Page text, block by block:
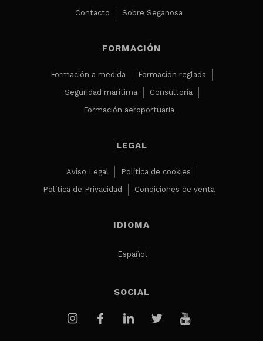
Contacto Sobre Seganosa
FORMACIÓN
Formación a medida
Formación reglada
Seguridad marítima
Consultoría
Formación aeroportuaria
LEGAL
Aviso Legal
Política de cookies
Política de Privacidad
Condiciones de venta
IDIOMA
Español
SOCIAL